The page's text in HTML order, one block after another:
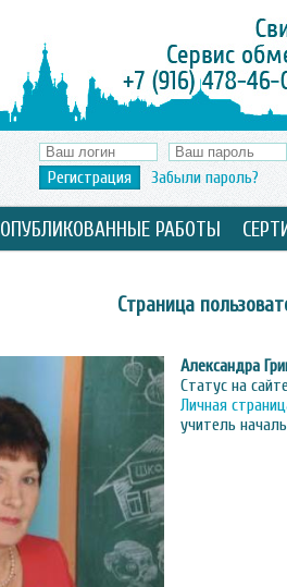
Регистрация Забыли пароль?
ОПУБЛИКОВАННЫЕ РАБОТЫ
Страница
Александра
Статус на
Личная
учитель